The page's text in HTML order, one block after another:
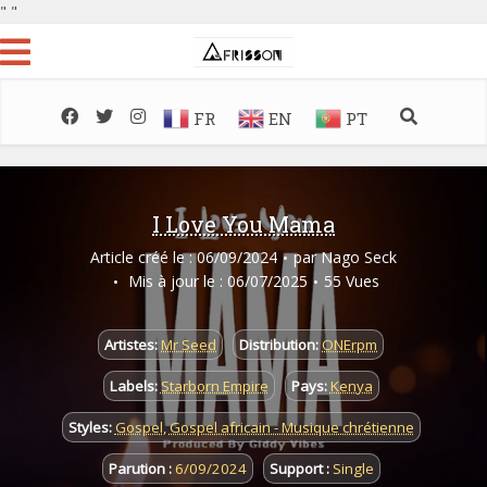
" "
FR EN PT
I Love You Mama
Article créé le : 06/09/2024 par Nago Seck
Mis à jour le : 06/07/2025
55 Vues
Artistes: Mr Seed Distribution:ONErpm
Labels:Starborn Empire Pays: Kenya
Styles:Gospel,Gospel africain - Musique chrétienne
Parution :6/09/2024 Support : Single